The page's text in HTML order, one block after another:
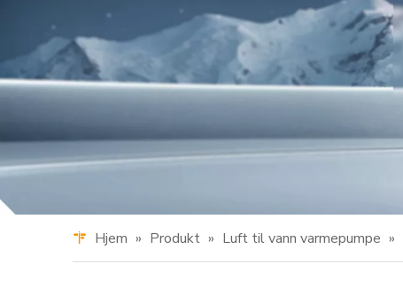
Hjem » Produkt » Luft til vann varmepumpe »